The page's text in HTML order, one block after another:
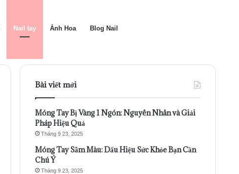
Nail tay Ảnh Hoa Blog Nail
Bài viết mới
Móng Tay Bị Vàng 1 Ngón: Nguyên Nhân và Giải
Pháp Hiệu Quả
Tháng 9 23, 2025
Móng Tay Sẫm Màu: Dấu Hiệu Sức Khỏe Bạn Cần
Chú Ý
Tháng 9 23, 2025